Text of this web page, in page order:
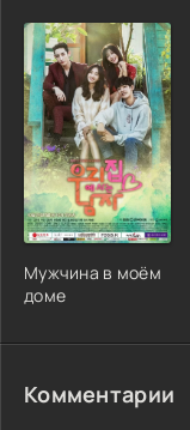
Мужчина в моём
доме
Комментарии